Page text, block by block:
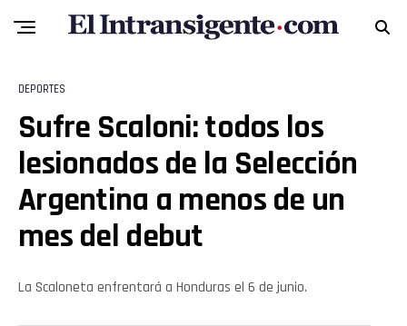
DEPORTES
Sufre Scaloni: todos los
lesionados de la Selección
Argentina a menos de un
mes del debut
La Scaloneta enfrentará a Honduras el 6 de junio.
Flipboard
Reddit
Pinterest